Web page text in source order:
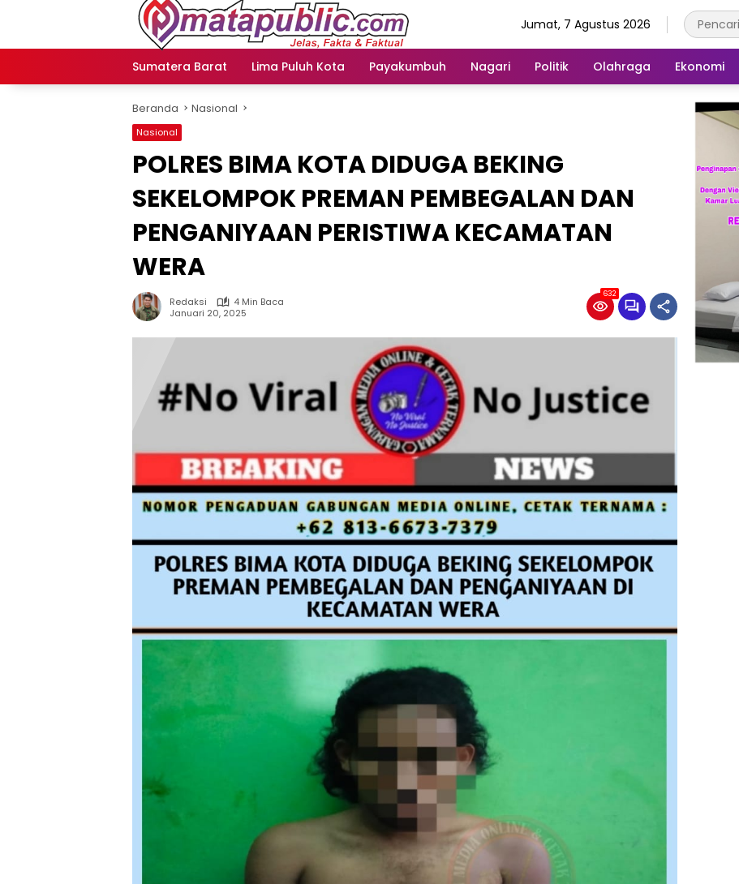
Jumat, 7 Agustus 2026
Sumatera Barat Lima Puluh Kota Payakumbuh Nagari Politik Olahraga Ekonomi
Beranda Nasional
Nasional
POLRES BIMA KOTA DIDUGA BEKING
SEKELOMPOK PREMAN PEMBEGALAN DAN
PENGANIYAAN PERISTIWA KECAMATAN
WERA
Redaksi
4 Min Baca
Januari 20, 2025
632